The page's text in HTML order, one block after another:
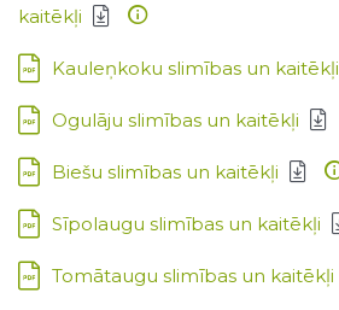
kaitēkļi
Lejupielādēt:
Kauleņkoku slimības un kaitēkļi
Lejupielādēt:
Ogulāju slimības un kaitēkļi
Lejupielādēt:
Biešu slimības un kaitēkļi
Lejupielādēt:
Sīpolaugu slimības un kaitēkļi
Lejupielādēt:
Tomātaugu slimības un kaitēkļi